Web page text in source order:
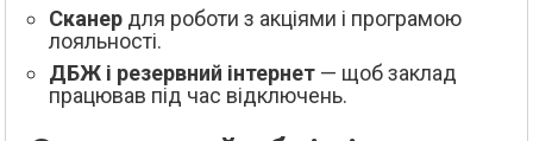
Сканер для роботи з акціями і програмою
лояльності.
ДБЖ і резервний інтернет — щоб заклад
працював під час відключень.